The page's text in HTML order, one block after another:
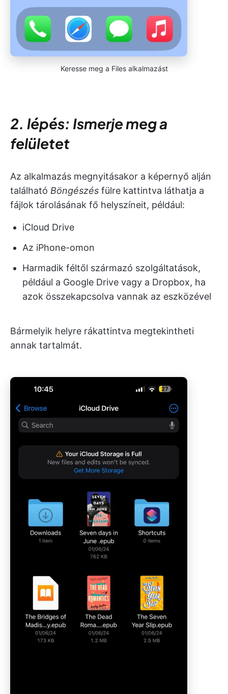
Keresse meg a Files alkalmazást
2. lépés: Ismerje meg a
felületet
Az alkalmazás megnyitásakor a képernyő alján
található Böngészés fülre kattintva láthatja a
fájlok tárolásának fő helyszíneit, például:
iCloud Drive
Az iPhone-omon
Harmadik féltől származó szolgáltatások,
például a Google Drive vagy a Dropbox, ha
azok összekapcsolva vannak az eszközével
Bármelyik helyre rákattintva megtekintheti
annak tartalmát.